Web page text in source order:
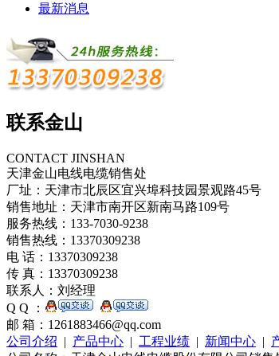
最新消息
联系金山
CONTACT JINSHAN
天津金山电线电缆销售处
厂址：天津市北辰区宜兴埠科技园景观路45号
销售地址：天津市南开区新南马路109号
服务热线：133-7030-9238
销售热线：13370309238
电 话：13370309238
传 真：13370309238
联系人：刘经理
Q Q ：
邮 箱：1261883466@qq.com
公司介绍 | 产品中心 | 工程业绩 | 新闻中心 |